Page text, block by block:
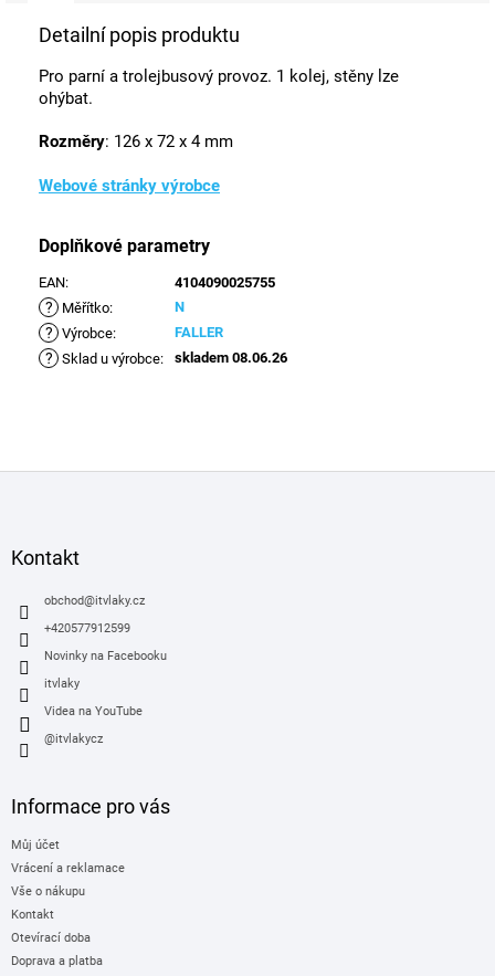
Detailní popis produktu
Pro parní a trolejbusový provoz. 1 kolej, stěny lze
ohýbat.
Rozměry: 126 x 72 x 4 mm
Webové stránky výrobce
Doplňkové parametry
EAN: 4104090025755
? Měřítko: N
? Výrobce: FALLER
? Sklad u výrobce: skladem 08.06.26
Kontakt
obchod@itvlaky.cz
+420577912599
Novinky na Facebooku
itvlaky
Videa na YouTube
@itvlakycz
Informace pro vás
Můj účet
Vrácení a reklamace
Vše o nákupu
Kontakt
Otevírací doba
Doprava a platba